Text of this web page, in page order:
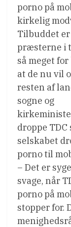
porno på
kirkelig
Tilbuddet
præsterne i
så meget
at de nu vil
resten af
sogne og
droppe
selskabet
porno til
– Det er
svage, når
porno på
stopper for.